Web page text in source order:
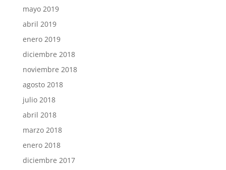
mayo 2019
abril 2019
enero 2019
diciembre 2018
noviembre 2018
agosto 2018
julio 2018
abril 2018
marzo 2018
enero 2018
diciembre 2017